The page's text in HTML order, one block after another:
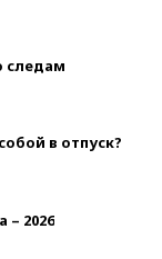
следам
в отпуск?
– 2026